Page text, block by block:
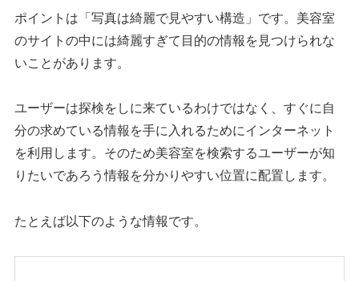
ポイントは「写真は綺麗で見やすい構造」です。美容室
のサイトの中には綺麗すぎて目的の情報を見つけられな
いことがあります。
ユーザーは探検をしに来ているわけではなく、すぐに自
分の求めている情報を手に入れるためにインターネット
を利用します。そのため美容室を検索するユーザーが知
りたいであろう情報を分かりやすい位置に配置します。
たとえば以下のような情報です。